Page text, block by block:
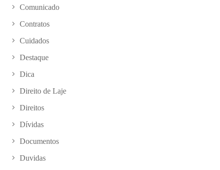
Comunicado
Contratos
Cuidados
Destaque
Dica
Direito de Laje
Direitos
Dívidas
Documentos
Duvidas